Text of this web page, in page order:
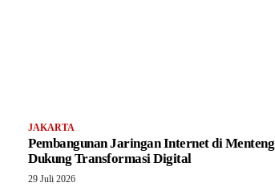
JAKARTA
Pembangunan Jaringan Internet di Menteng
Dukung Transformasi Digital
29 Juli 2026